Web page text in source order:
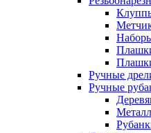
Ручные
Ручные